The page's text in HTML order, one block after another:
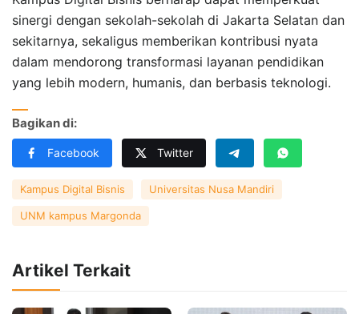
sinergi dengan sekolah-sekolah di Jakarta Selatan dan
sekitarnya, sekaligus memberikan kontribusi nyata
dalam mendorong transformasi layanan pendidikan
yang lebih modern, humanis, dan berbasis teknologi.
Bagikan di:
Facebook Twitter
Kampus Digital Bisnis Universitas Nusa Mandiri
UNM kampus Margonda
Artikel Terkait